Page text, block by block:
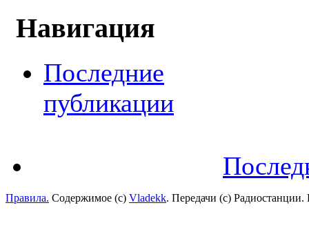
Навигация
Последние
публикации
Правила. Содержимое (с) Vladekk. Передачи (с)